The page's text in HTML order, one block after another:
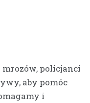
policjanci
aby pomóc
i